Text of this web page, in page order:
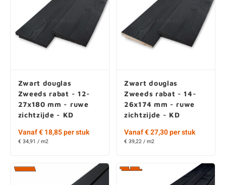
Zwart douglas
Zweeds rabat - 12-
27x180 mm - ruwe
zichtzijde - KD
Vanaf € 18,85 per stuk
€ 34,91 / m2
Zwart douglas
Zweeds rabat - 14-
26x174 mm - ruwe
zichtzijde - KD
Vanaf € 27,30 per stuk
€ 39,22 / m2